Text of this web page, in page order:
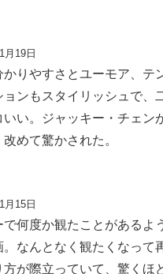
月19日
りやすさとユーモア、テ
ョンもスタイリッシュで、
い。ジャッキー・チェン
めて驚かされた。
月15日
何度か観たことがあるよ
。なんとなく観たくなって
方が際立っていて、驚くほ